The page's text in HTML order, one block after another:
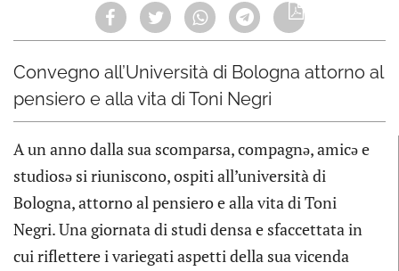
Convegno all’Università di Bologna attorno al
pensiero e alla vita di Toni Negri
A un anno dalla sua scomparsa, compagnə, amicə e
studiosə si riuniscono, ospiti all’università di
Bologna, attorno al pensiero e alla vita di Toni
Negri. Una giornata di studi densa e sfaccettata in
cui riflettere i variegati aspetti della sua vicenda